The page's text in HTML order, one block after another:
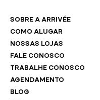
SOBRE A ARRIVÉE
COMO ALUGAR
NOSSAS LOJAS
FALE CONOSCO
TRABALHE CONOSCO
AGENDAMENTO
BLOG